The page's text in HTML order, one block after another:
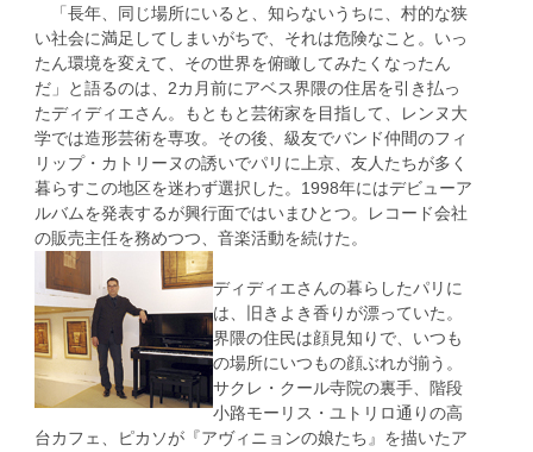
「長年、同じ場所にいると、知らないうちに、村的な狭
い社会に満足してしまいがちで、それは危険なこと。いっ
たん環境を変えて、その世界を俯瞰してみたくなったん
だ」と語るのは、2カ月前にアベス界隈の住居を引き払っ
たディディエさん。もともと芸術家を目指して、レンヌ大
学では造形芸術を専攻。その後、級友でバンド仲間のフィ
リップ・カトリーヌの誘いでパリに上京、友人たちが多く
暮らすこの地区を迷わず選択した。1998年にはデビューア
ルバムを発表するが興行面ではいまひとつ。レコード会社
の販売主任を務めつつ、音楽活動を続けた。
ディディエさんの暮らしたパリに
は、旧きよき香りが漂っていた。
界隈の住民は顔見知りで、いつも
の場所にいつもの顔ぶれが揃う。
サクレ・クール寺院の裏手、階段
小路モーリス・ユトリロ通りの高
台カフェ、ピカソが『アヴィニョンの娘たち』を描いたア